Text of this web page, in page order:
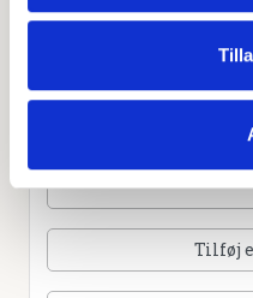
dele billeder og video
Tilføj